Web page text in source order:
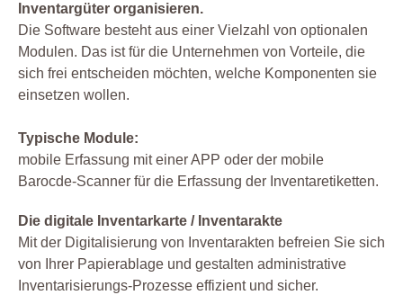
Inventargüter organisieren.
Die Software besteht aus einer Vielzahl von optionalen
Modulen. Das ist für die Unternehmen von Vorteile, die
sich frei entscheiden möchten, welche Komponenten sie
einsetzen wollen.
Typische Module:
mobile Erfassung mit einer APP oder der mobile
Barocde-Scanner für die Erfassung der Inventaretiketten.
Die digitale Inventarkarte / Inventarakte
Mit der Digitalisierung von Inventarakten befreien Sie sich
von Ihrer Papierablage und gestalten administrative
Inventarisierungs-Prozesse effizient und sicher.